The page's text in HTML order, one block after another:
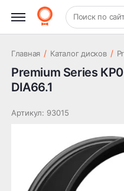
+7 (831) 261-35-35
Поиск по
5x120 ET47 DIA66.1
Главная / Каталог дисков /
Premium Series
DIA66.1
Артикул: 93015